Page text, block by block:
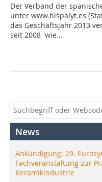
Der Verband der
unter www.hispalyt.es
das Geschäftsjahr 2013
seit 2008  wie...
News
Ankündigung: 29.
Fachveranstaltung zur
Keramikindustrie